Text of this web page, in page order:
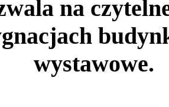
na
wystawowe.